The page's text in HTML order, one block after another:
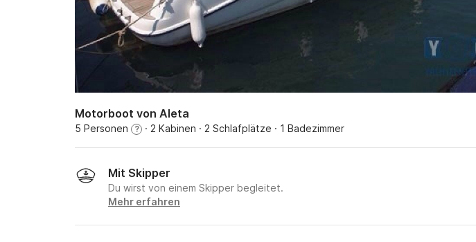
Motorboot von Aleta
5 Personen ? · 2 Kabinen · 2 Schlafplätze · 1 Badezimmer
Mit Skipper
Du wirst von einem Skipper begleitet.
Mehr erfahren